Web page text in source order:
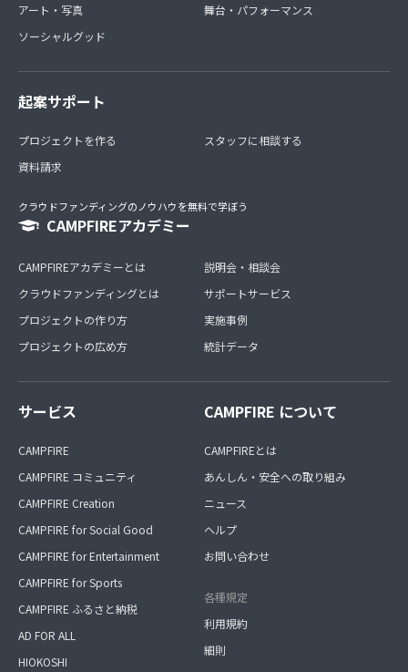
アート・写真
ソーシャルグッド
舞台・パフォーマンス
起案サポート
プロジェクトを作る
資料請求
スタッフに相談する
クラウドファンディングのノウハウを無料で学ぼう
CAMPFIREアカデミー
CAMPFIREアカデミーとは
クラウドファンディングとは
プロジェクトの作り方
プロジェクトの広め方
説明会・相談会
サポートサービス
実施事例
統計データ
サービス
CAMPFIRE
CAMPFIRE コミュニティ
CAMPFIRE Creation
CAMPFIRE for Social Good
CAMPFIRE for Entertainment
CAMPFIRE for Sports
CAMPFIRE ふるさと納税
AD FOR ALL
HIOKOSHI
CAMPFIRE について
CAMPFIREとは
あんしん・安全への取り組み
ニュース
ヘルプ
お問い合わせ
各種規定
利用規約
細則